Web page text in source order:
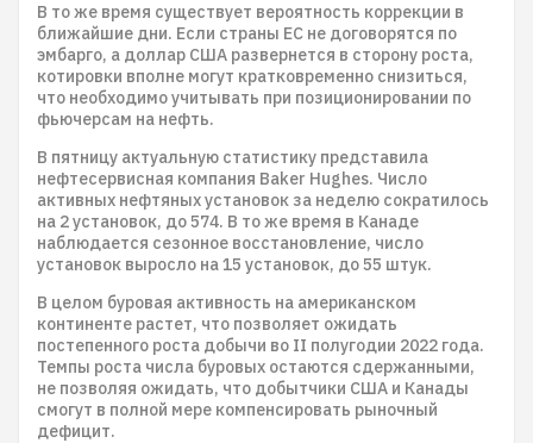
В то же время существует вероятность коррекции в
ближайшие дни. Если страны ЕС не договорятся по
эмбарго, а доллар США развернется в сторону роста,
котировки вполне могут кратковременно снизиться,
что необходимо учитывать при позиционировании по
фьючерсам на нефть.
В пятницу актуальную статистику представила
нефтесервисная компания Baker Hughes. Число
активных нефтяных установок за неделю сократилось
на 2 установок, до 574. В то же время в Канаде
наблюдается сезонное восстановление, число
установок выросло на 15 установок, до 55 штук.
В целом буровая активность на американском
континенте растет, что позволяет ожидать
постепенного роста добычи во II полугодии 2022 года.
Темпы роста числа буровых остаются сдержанными,
не позволяя ожидать, что добытчики США и Канады
смогут в полной мере компенсировать рыночный
дефицит.